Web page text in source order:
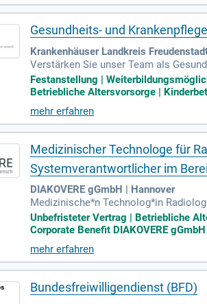
Gesundheits- und
Krankenhäuser Landkreis
Verstärken Sie unser Team als
eit und Fürsorglichkeit im Fokus –
der Pflegefachkräfte bei der
lität und Nahrungsaufnahme und
Wohlbefinden unserer Patient:innen
Festanstellung |
Betriebliche Altersvorsorge |
mehr erfahren
Medizinischer Technologe für
Systemverantwortlicher im
DIAKOVERE gGmbH | Hannover
Medizinische*n Technolog*in
h MRT (w/m/d). Der Arbeitsplatz ist
Unbefristeter Vertrag | Betriebliche
Corporate Benefit DIAKOVERE
mehr erfahren
Bundesfreiwilligendienst (BFD)